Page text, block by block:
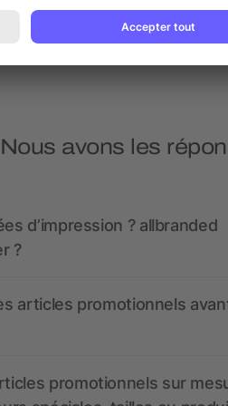
dès 16,09 €
avons les
d’impression ? allbranded
?
articles promotionnels
promotionnels sur